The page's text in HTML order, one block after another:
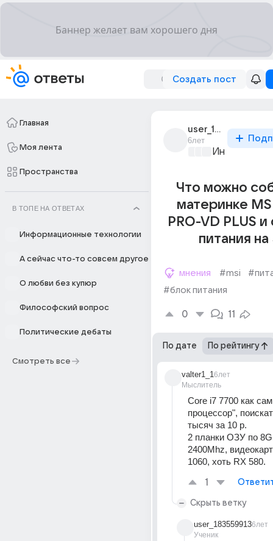
Создать пост
Главная
Моя лента
Пространства
В ТОПЕ НА ОТВЕТАХ
Информационные технологии
А сейчас что-то совсем другое
О любви без купюр
Философский вопрос
Политические дебаты
Смотреть все
user_183559913
6лет
Что можно
материнке
PRO-VD PLUS
питания
мнения #msi
#блок питания
0 11
По дате По рейтингу
valter1_1
Мыслитель
6лет
Core i7 7700 как
процессор",
тысяч за 10 р.
2 планки ОЗУ по
2400Mhz,
1060, хоть RX 580.
1
Скрыть ветку
user_183559913
Ученик
6лет